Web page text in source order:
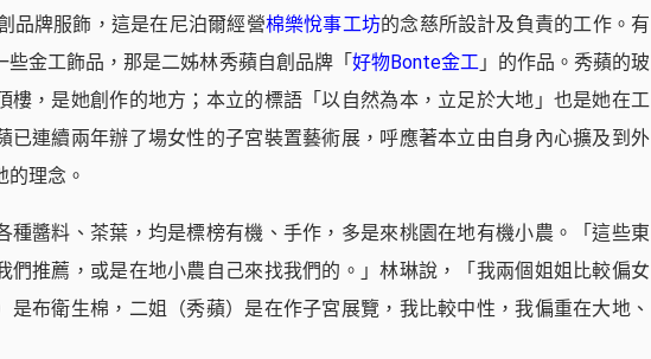
品牌服飾，這是在尼泊爾經營棉樂悅事工坊的念慈所設計及負責的工作。有
些金工飾品，那是二姊林秀蘋自創品牌「 好物Bonte金工」的作品。秀蘋的玻
樓，是她創作的地方；本立的標語「以自然為本，立足於大地」也是她在工
已連續兩年辦了場女性的子宮裝置藝術展，呼應著本立由自身內心擴及到外
的理念。
種醬料、茶葉，均是標榜有機、手作，多是來桃園在地有機小農。「這些東
們推薦，或是在地小農自己來找我們的。」林琳說，「我兩個姐姐比較偏女
是布衛生棉，二姐（秀蘋）是在作子宮展覽，我比較中性，我偏重在大地、